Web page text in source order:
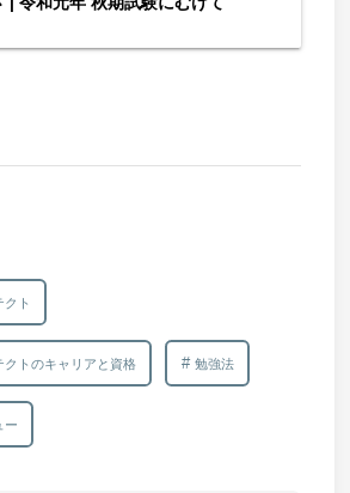
ト
クトのキャリアと資格 勉強法
ー